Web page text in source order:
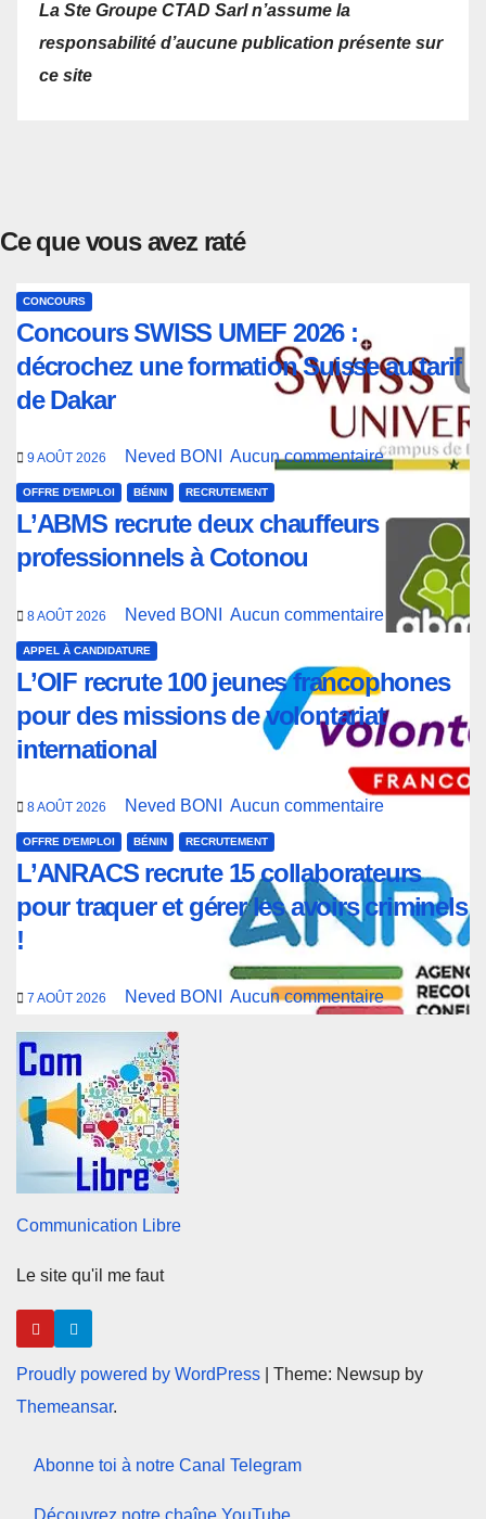
La Ste Groupe CTAD Sarl n’assume la
responsabilité d’aucune publication présente sur
ce site
Ce que vous avez raté
CONCOURS
Concours SWISS UMEF 2026 :
décrochez une formation Suisse au tarif
de Dakar
9 AOÛT 2026 Neved BONI Aucun commentaire
OFFRE D'EMPLOI BÉNIN RECRUTEMENT
L’ABMS recrute deux chauffeurs
professionnels à Cotonou
8 AOÛT 2026 Neved BONI Aucun commentaire
APPEL À CANDIDATURE
L’OIF recrute 100 jeunes francophones
pour des missions de volontariat
international
8 AOÛT 2026 Neved BONI Aucun commentaire
OFFRE D'EMPLOI BÉNIN RECRUTEMENT
L’ANRACS recrute 15 collaborateurs
pour traquer et gérer les avoirs criminels
!
7 AOÛT 2026 Neved BONI Aucun commentaire
Communication Libre
Le site qu'il me faut
Proudly powered by WordPress
Theme: Newsup by
Themeansar.
Abonne toi à notre Canal Telegram